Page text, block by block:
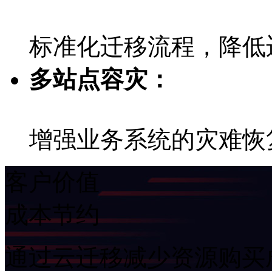
标准化迁移流程，降
多站点容灾：
增强业务系统的灾难恢
成本节约
通过云迁移减少资源购买